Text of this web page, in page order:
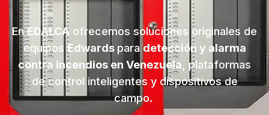
EnEDALCA ofrecemos soluciones originales de
equiposEdwards para detección y alarma
contra incendios en Venezuela,
plataformas
de control inteligentes y dispositivos de
campo.